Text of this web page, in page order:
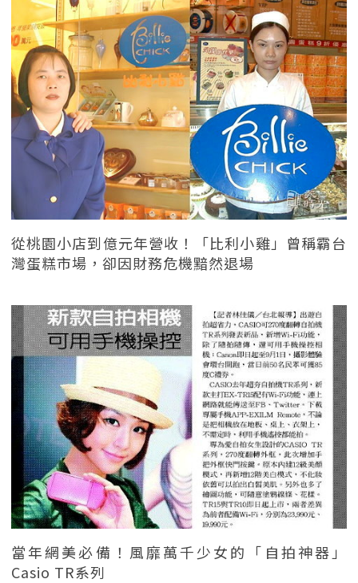
從桃園小店到億元年營收！「比利小雞」曾稱霸台
灣蛋糕市場，卻因財務危機黯然退場
當年網美必備！風靡萬千少女的「自拍神器」
Casio TR系列